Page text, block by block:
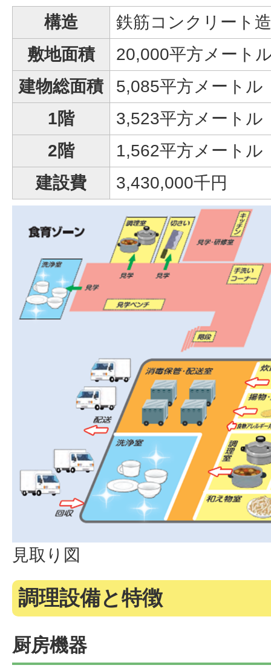
構造
鉄筋コンクリート
敷地面積
20,000平方メート
建物総面積
5,085平方メートル
1階
3,523平方メートル
2階
1,562平方メートル
建設費
3,430,000千円
見取り図
調理設備と特徴
厨房機器